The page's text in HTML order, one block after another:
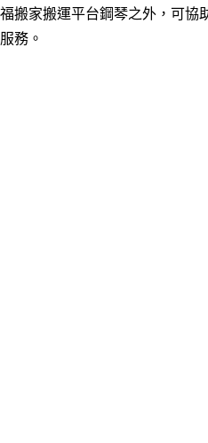
福搬家搬運平台鋼琴之外，可協
服務。